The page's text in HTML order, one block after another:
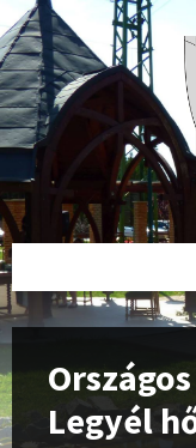
Legyél